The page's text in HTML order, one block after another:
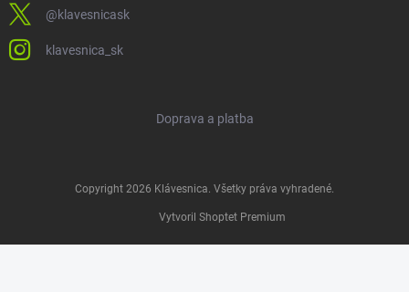
@klavesnicask
klavesnica_sk
Doprava a platba
Vytvoril Shoptet Premium
Copyright 2026 Klávesnica. Všetky práva vyhradené.